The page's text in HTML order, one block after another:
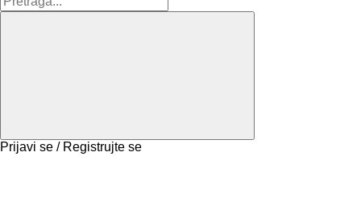
Prijavi se / Registrujte se